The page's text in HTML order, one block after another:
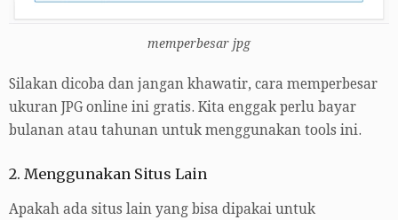
memperbesar jpg
Silakan dicoba dan jangan khawatir, cara memperbesar
ukuran JPG online ini gratis. Kita enggak perlu bayar
bulanan atau tahunan untuk menggunakan tools ini.
2. Menggunakan Situs Lain
Apakah ada situs lain yang bisa dipakai untuk